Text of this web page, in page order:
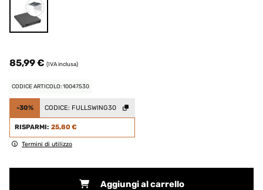
85,99 € (IVA inclusa)
CODICE ARTICOLO: 10047530
-30% CODICE: FULLSWING30
RISPARMI: 25,80 €
Termini di utilizzo
Aggiungi al carrello